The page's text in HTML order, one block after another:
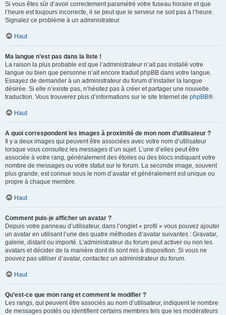
Si vous êtes sûr d’avoir correctement paramétré votre fuseau horaire et que
l’heure est toujours incorrecte, il se peut que le serveur ne soit pas à l’heure.
Signalez ce problème à un administrateur.
Haut
Ma langue n’est pas dans la liste !
La raison la plus probable est que l’administrateur n’ait pas installé votre
langue ou bien que personne n’ait encore traduit phpBB dans votre langue.
Essayez de demander à un administrateur du forum d’installer la langue
désirée. Si elle n’existe pas, n’hésitez pas à créer et partager une nouvelle
traduction. Vous trouverez plus d’informations sur le site Internet de phpBB®.
Haut
A quoi correspondent les images à proximité de mon nom d’utilisateur ?
Il y a deux images qui peuvent être associées avec votre nom d’utilisateur
lorsque vous consultez les messages d’un sujet. L’une d’elles peut être
associée à votre rang, généralement des étoiles ou des blocs indiquant votre
nombre de messages ou votre statut sur le forum. La seconde image, souvent
plus grande, est connue sous le nom d’avatar et généralement est unique ou
propre à chaque membre.
Haut
Comment puis-je afficher un avatar ?
Depuis votre panneau d’utilisateur, dans l’onglet « profil » vous pouvez ajouter
un avatar en utilisant l’une des quatre méthodes d’avatar suivantes : Gravatar,
galerie, distant ou importé. L’administrateur du forum peut activer ou non les
avatars et décider de la manière dont ils sont mis à disposition. Si vous ne
pouvez pas utiliser d’avatar, contactez un administrateur du forum.
Haut
Qu’est-ce que mon rang et comment le modifier ?
Les rangs, qui peuvent être associés au nom d’utilisateur, indiquent le nombre
de messages postés ou identifient certains membres tels que les modérateurs